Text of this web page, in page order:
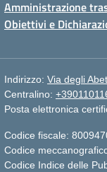
Amministrazione
Obiettivi e
Indirizzo: Via degli
Centralino:
Posta elettronica
Codice fiscale:
Codice
Codice Indice delle